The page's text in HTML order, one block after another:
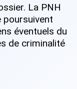
La PNH
poursuivent
éventuels du
de criminalité